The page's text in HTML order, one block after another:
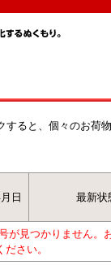
ると、個々のお荷
日 最新状
が見つかりません
さい。